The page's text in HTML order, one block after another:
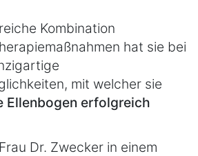
Kombination
hat sie bei
mit welcher sie
Ellenbogen erfolgreich
Dr. Zwecker in einem